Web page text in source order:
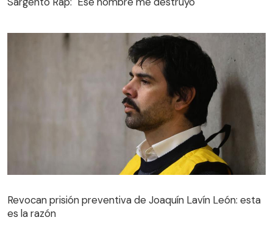
es la razón
Revocan prisión preventiva de Joaquín Lavín León: esta
es la razón